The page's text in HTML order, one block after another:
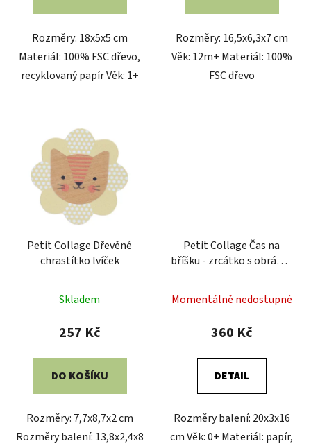
Rozměry: 18x5x5 cm
Materiál: 100% FSC dřevo,
recyklovaný papír Věk: 1+
Rozměry: 16,5x6,3x7 cm
Věk: 12m+ Materiál: 100%
FSC dřevo
Petit Collage Dřevěné
chrastítko lvíček
Skladem
257 Kč
DO KOŠÍKU
Rozměry: 7,7x8,7x2 cm
Rozměry balení: 13,8x2,4x8
Petit Collage Čas na
bříšku - zrcátko s obrázky
Momentálně nedostupné
360 Kč
DETAIL
Rozměry balení: 20x3x16
cm Věk: 0+ Materiál: papír,